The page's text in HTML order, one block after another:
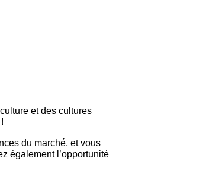
et des cultures
du marché, et vous
également l’opportunité